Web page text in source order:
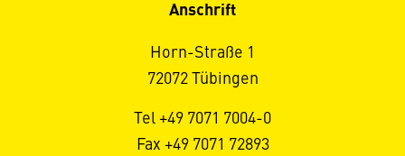
Anschrift
Horn-Straße 1
72072 Tübingen
Tel +49 7071 7004-0
Fax +49 7071 72893